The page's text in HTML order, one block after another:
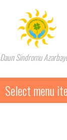
Daun Sindromu
Select menu